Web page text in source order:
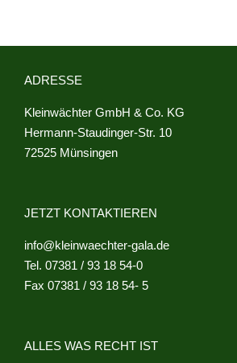
ADRESSE
Kleinwächter GmbH & Co. KG
Hermann-Staudinger-Str. 10
72525 Münsingen
JETZT KONTAKTIEREN
info@kleinwaechter-gala.de
Tel. 07381 / 93 18 54-0
Fax 07381 / 93 18 54- 5
ALLES WAS RECHT IST